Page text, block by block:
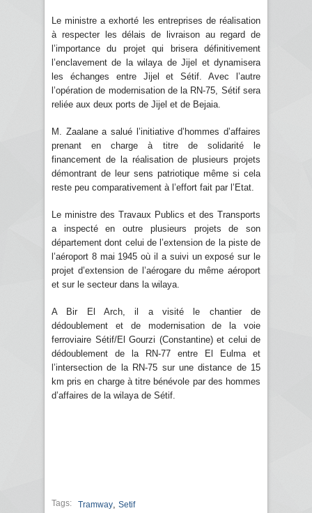
Le ministre a exhorté les entreprises de réalisation
à respecter les délais de livraison au regard de
l’importance du projet qui brisera définitivement
l’enclavement de la wilaya de Jijel et dynamisera
les échanges entre Jijel et Sétif. Avec l’autre
l’opération de modernisation de la RN-75, Sétif sera
reliée aux deux ports de Jijel et de Bejaia.
M. Zaalane a salué l’initiative d’hommes d’affaires
prenant en charge à titre de solidarité le
financement de la réalisation de plusieurs projets
démontrant de leur sens patriotique même si cela
reste peu comparativement à l’effort fait par l’Etat.
Le ministre des Travaux Publics et des Transports
a inspecté en outre plusieurs projets de son
département dont celui de l’extension de la piste de
l’aéroport 8 mai 1945 où il a suivi un exposé sur le
projet d’extension de l’aérogare du même aéroport
et sur le secteur dans la wilaya.
A Bir El Arch, il a visité le chantier de
dédoublement et de modernisation de la voie
ferroviaire Sétif/El Gourzi (Constantine) et celui de
dédoublement de la RN-77 entre El Eulma et
l’intersection de la RN-75 sur une distance de 15
km pris en charge à titre bénévole par des hommes
d’affaires de la wilaya de Sétif.
Tags: Tramway Setif